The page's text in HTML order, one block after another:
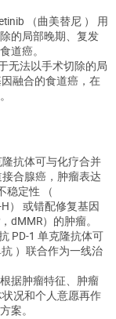
（曲美替尼 ） 用
的局部晚期、复发
道癌。
无法以手术切除的局
融合的食道癌，在
抗体可与化疗合并
合腺癌，肿瘤表达
稳定性 （
） 或错配修复基因
dMMR）的肿瘤。
PD-1 单克隆抗体可
）联合作为一线治
据肿瘤特征、肿瘤
况和个人意愿再作
案。